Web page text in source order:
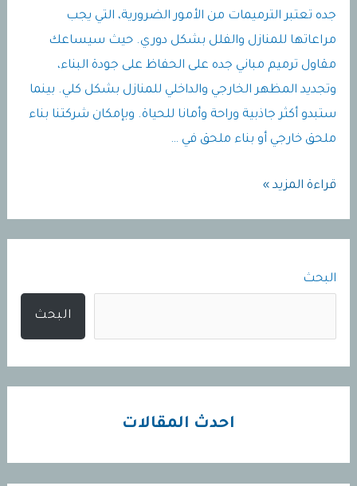
البحث
البحث
احدث المقالات
جده تعتبر الترميمات من الأمور الضرورية، التي يجب
مراعاتها للمنازل والفلل بشكل دوري. حيث سيساعك
مقاول ترميم مباني جده على الحفاظ على جودة البناء،
وتجديد المظهر الخارجي والداخلي للمنازل بشكل كلي. بينما
ستبدو أكثر جاذبية وراحة وأمانا للحياة. وبإمكان شركتنا بناء
ملحق خارجي أو بناء ملحق في …
مقاول
قراءة المزيد »